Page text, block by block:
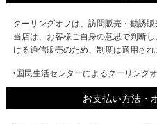
クーリングオフは、訪問販売・勧誘販
当店は、お客様ご自身の意思で判断
ける通信販売のため、制度は適用され
‣国民生活センターによるクーリング
お支払い方法・